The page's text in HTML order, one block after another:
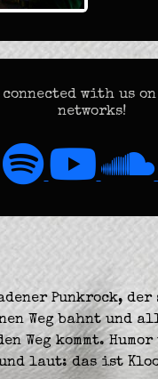
connected with us
networks!
Punkrock,
Weg bahnt und
Weg kommt.
laut: das ist